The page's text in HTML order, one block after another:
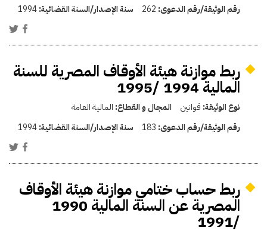
رقم الوثيقة/رقم الدعوى: 262 سنة الإصدار/السنة القضائية:1994
ربط موازنة هيئة الأوقاف المصرية للسنة
المالية 1994 /1995
نوع الوثيقة: قوانين المجال و القطاع: المالية العامة
رقم الوثيقة/رقم الدعوى: 183 سنة الإصدار/السنة القضائية:1994
ربط حساب ختامي موازنة هيئة الأوقاف
المصرية عن السنة المالية 1990
/1991